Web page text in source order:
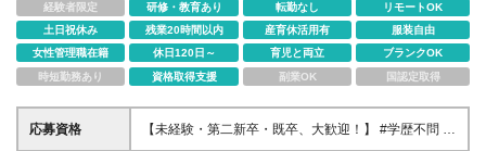
経験者限定
研修・教育あり 転勤なし
リモートOK
土日祝休み
残業20時間以内 産育休活用有
服装自由
女性管理職在籍
休日120日～ 育児と両立
ブランクOK
時短勤務あり
資格取得支援 副業OK 国認定取得
応募資格
【未経験・第二新卒・既卒、大歓迎！】 #学歴不問 #